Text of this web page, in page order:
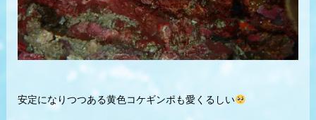
安定になりつつある黄色コケギンポも愛くるしい